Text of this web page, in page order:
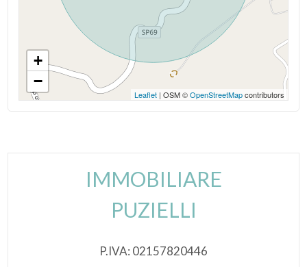
+
−
Leaflet| OSM ©OpenStreetMapcontributors
IMMOBILIARE
PUZIELLI
P.IVA: 02157820446